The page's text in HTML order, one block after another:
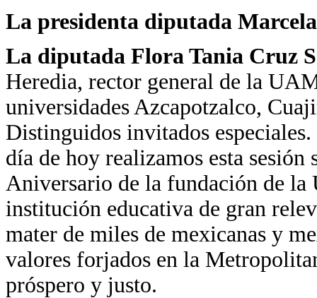
La presidenta diputada
La diputada Flora Tania Cruz
Heredia, rector general de la
universidades Azcapotzalco,
Distinguidos invitados
día de hoy realizamos esta
Aniversario de la fundación de
institución educativa de gran
mater de miles de mexicanas y
valores forjados en la
próspero y justo.